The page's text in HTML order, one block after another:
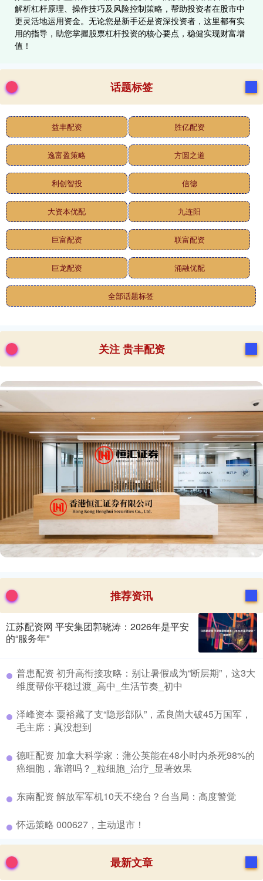
解析杠杆原理、操作技巧及风险控制策略，帮助投资者在股市中
更灵活地运用资金。无论您是新手还是资深投资者，这里都有实
用的指导，助您掌握股票杠杆投资的核心要点，稳健实现财富增
值！
话题标签
益丰配资 胜亿配资
逸富盈策略 方圆之道
利创智投 信德
大资本优配 九连阳
巨富配资 联富配资
巨龙配资 涌融优配
全部话题标签
关注 贵丰配资
推荐资讯
江苏配资网 平安集团郭晓涛：2026年是平安
的“服务年”
​普患配资 初升高衔接攻略：别让暑假成为“断层期”，这3大
维度帮你平稳过渡_高中_生活节奏_初中
​泽峰资本 粟裕藏了支“隐形部队”，孟良崮大破45万国军，
毛主席：真没想到
​德旺配资 加拿大科学家：蒲公英能在48小时内杀死98%的
癌细胞，靠谱吗？_粒细胞_治疗_显著效果
​东南配资 解放军军机10天不绕台？台当局：高度警觉
​怀远策略 000627，主动退市！
最新文章